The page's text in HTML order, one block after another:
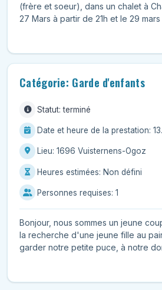
(frère et soeur), dans un chalet à
Catégorie: Garde d'enfants
Statut: terminé
Date et heure de la prestation:
Lieu: 1696 Vuisternens-Ogoz
Heures estimées: Non défini
Personnes requises: 1
Bonjour, nous sommes un jeune
la recherche d'une jeune fille au
garder notre petite puce, à notre